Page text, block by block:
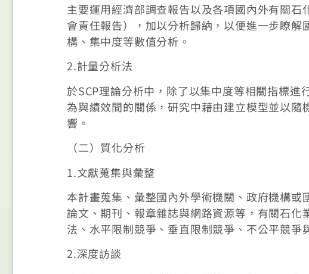
主要運用經濟部調查報告以及各項國內外有關
會責任報告），加以分析歸納，以便進一步瞭
構、集中度等數值分析。
2.計量分析法
於SCP理論分析中，除了以集中度等相關指標
為與績效間的關係，研究中藉由建立模型並以
響。
（二）質化分析
1.文獻蒐集與彙整
本計畫蒐集、彙整國內外學術機關、政府機構
論文、期刊、報章雜誌與網路資源等，有關石
法、水平限制競爭、垂直限制競爭、不公平競爭
2.深度訪談